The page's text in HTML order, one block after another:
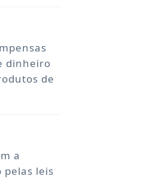
dinheiro
de
a
leis